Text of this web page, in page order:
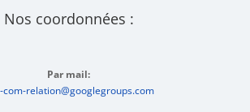
Nos coordonnées :
Par mail:
com-relation@googlegroups.com